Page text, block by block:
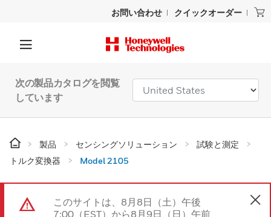
お問い合わせ クイックオーダー
次の製品カタログを閲覧
しています
製品 センシングソリューション
試験と測定
トルク変換器
Model 2105
このサイトは、8月8日（土）午後
7:00（EST）から8月9日（日）午前